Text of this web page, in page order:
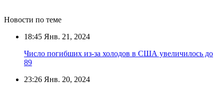
Новости по теме
18:45 Янв. 21, 2024
Число погибших из-за холодов в США увеличилось до
89
23:26 Янв. 20, 2024